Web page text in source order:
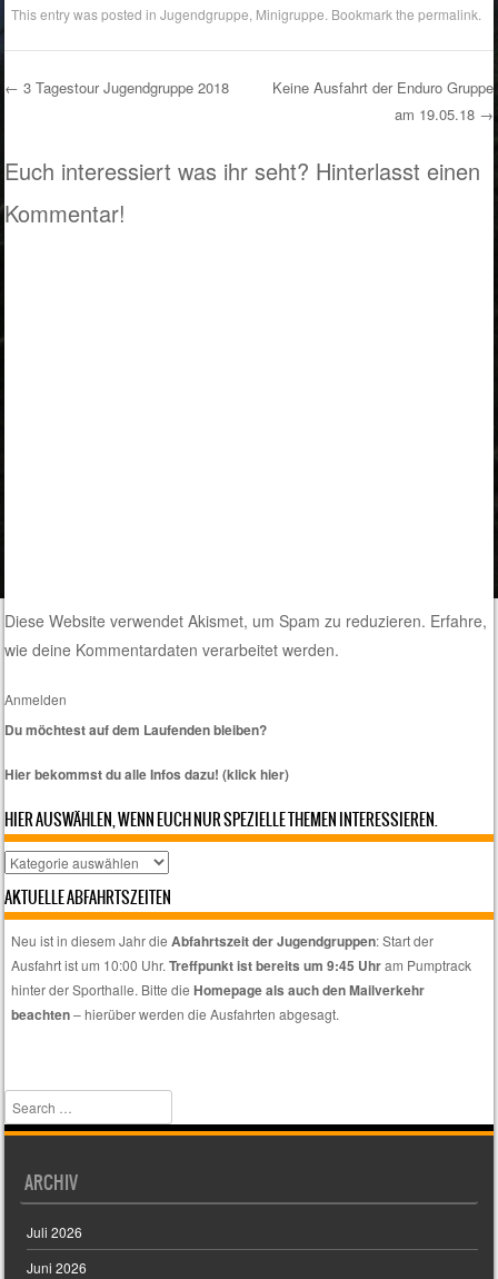
This entry was posted inJugendgruppe Minigruppe . Bookmark thepermalink
← 3 Tagestour Jugendgruppe 2018
Keine Ausfahrt der Enduro Gruppe
am 19.05.18 →
Euch interessiert was ihr seht? Hinterlasst einen
Kommentar!
Diese Website verwendet Akismet, um Spam zu reduzieren. Erfahre,
wie deine Kommentardaten verarbeitet werden.
Anmelden
Du möchtest auf dem Laufenden bleiben?
Hier bekommst du alle Infos dazu! (klick hier)
HIER AUSWÄHLEN, WENN EUCH NUR SPEZIELLE THEMEN INTERESSIEREN.
Hier
wenn
Themen
interessieren.
AKTUELLE ABFAHRTSZEITEN
Neu ist in diesem Jahr dieAbfahrtszeit der Jugendgruppen: Start der
Ausfahrt ist um 10:00 Uhr.Treffpunkt ist bereits um 9:45 Uhram Pumptrack
hinter der Sporthalle. Bitte dieHomepage als auch den Mailverkehr
beachten– hierüber werden die Ausfahrten abgesagt.
Search
ARCHIV
Juli 2026
Juni 2026